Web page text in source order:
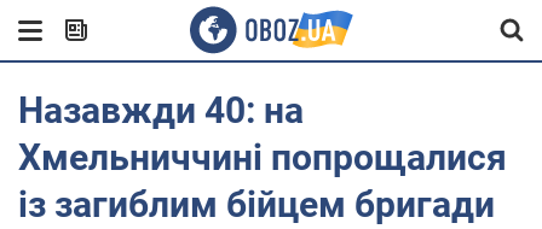
Назавжди 40: на
Хмельниччині попрощалися
із загиблим бійцем бригади